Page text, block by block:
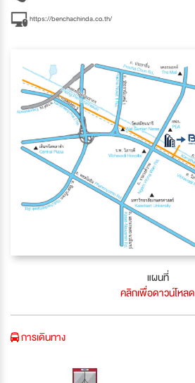
https://benchachinda.co.th/
แผนที่
คลิกเพื่อดาวน์โหลด
การเดินทาง